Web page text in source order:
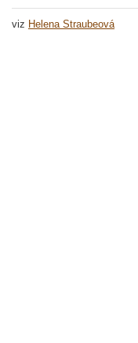
viz Helena Straubeová